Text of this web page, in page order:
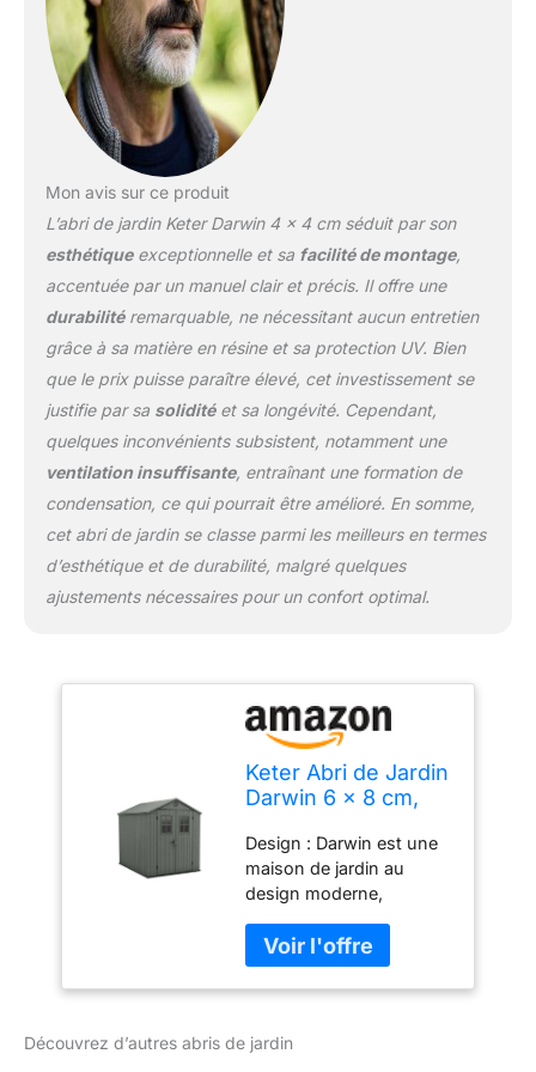
polycarbonate.
Comprend des trous de
ventilation pour une
aération continue, un
revêtement et une
structure résistante
composée de panneaux
à double paroi avec
espace renforcé et
structure en métal ; le toit
résiste aux charges de
résiste aux intempéries
et aux rayons UV et ne
nécessite aucun
entretien Convient pour :
pour organiser au mieux
votre jardin et ranger des
objets de petites et
grandes dimensions
Mon avis sur ce produit
L’abri de jardin Keter Darwin 4 x 4 cm séduit par son
esthétiqueexceptionnelle et sa facilité de montage,
accentuée par un manuel clair et précis. Il offre une
durabilitéremarquable, ne nécessitant aucun entretien
grâce à sa matière en résine et sa protection UV. Bien
que le prix puisse paraître élevé, cet investissement se
justifie par sa soliditéet sa longévité. Cependant,
quelques inconvénients subsistent, notamment une
ventilation insuffisante, entraînant une formation de
condensation, ce qui pourrait être amélioré. En somme,
cet abri de jardin se classe parmi les meilleurs en termes
d’esthétique et de durabilité, malgré quelques
ajustements nécessaires pour un confort optimal.
Keter Abri de Jardin
Darwin 6 x 8 cm,
Couleur Vert Sauge,
4,5 m², 190 x 244 x
221 H cm
Design : Darwin est une
maison de jardin au
design moderne,
finition spéciale qui
reproduit les effets du
bois naturel à la vue et
Abri de jardin doté d'une
Découvrez d’autres abris de jardin